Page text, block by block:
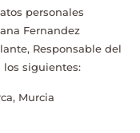
personales
Fernandez
Responsable del
los siguientes:
Murcia